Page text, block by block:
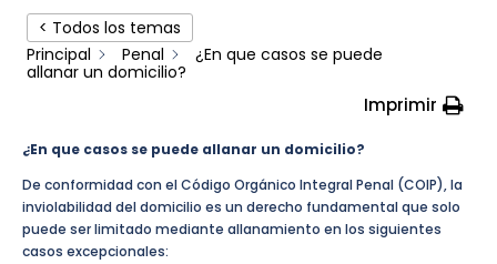
< Todos los temas
Principal
Penal
¿En que casos se puede
allanar un domicilio?
Imprimir
¿En que casos se puede allanar un domicilio?
De conformidad con el Código Orgánico Integral Penal (COIP), la
inviolabilidad del domicilio es un derecho fundamental que solo
puede ser limitado mediante allanamiento en los siguientes
casos excepcionales: